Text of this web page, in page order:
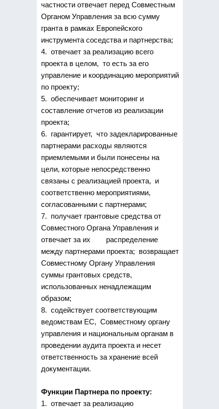
частности отвечает перед Совместным
Органом Управления за всю сумму
гранта в рамках Европейского
инструмента соседства и партнерства;
4. отвечает за реализацию всего
проекта в целом, то есть за его
управление и координацию мероприятий
по проекту;
5. обеспечивает мониторинг и
составление отчетов из реализации
проекта;
6. гарантирует, что задекларированные
партнерами расходы являются
приемлемыми и были понесены на
цели, которые непосредственно
связаны с реализацией проекта, и
соответственно мероприятиями,
согласованными с партнерами;
7. получает грантовые средства от
Совместного Органа Управления и
отвечает за их распределение
между партнерами проекта; возвращает
Совместному Органу Управления
суммы грантовых средств,
использованных ненадлежащим
образом;
8. содействует соответствующим
ведомствам ЕС, Совместному органу
управления и национальным органам в
проведении аудита проекта и несет
ответственность за хранение всей
документации.
Функции Партнера по проекту:
1. отвечает за реализацию